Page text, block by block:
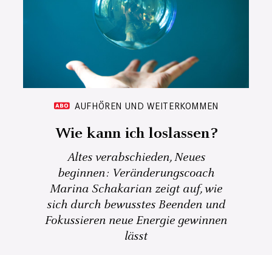
AUFHÖREN UND WEITERKOMMEN
Wie kann ich loslassen?
Altes verabschieden, Neues
beginnen: Veränderungscoach
Marina Schakarian zeigt auf, wie
sich durch bewusstes Beenden und
Fokussieren neue Energie gewinnen
lässt